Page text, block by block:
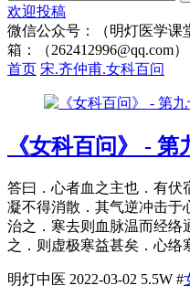
欢迎投稿
微信公众号：（明灯医学课
箱：（262412996@qq.com）
首页 宋.齐仲甫.女科百问
《女科百问》 -
答曰．心者血之主也．有伏
凝不得消散．其气逆冲击于
治之．寒去则血脉温而经络
之．则虚极寒益甚矣．心络
明灯中医 2022-03-02 5.5W #